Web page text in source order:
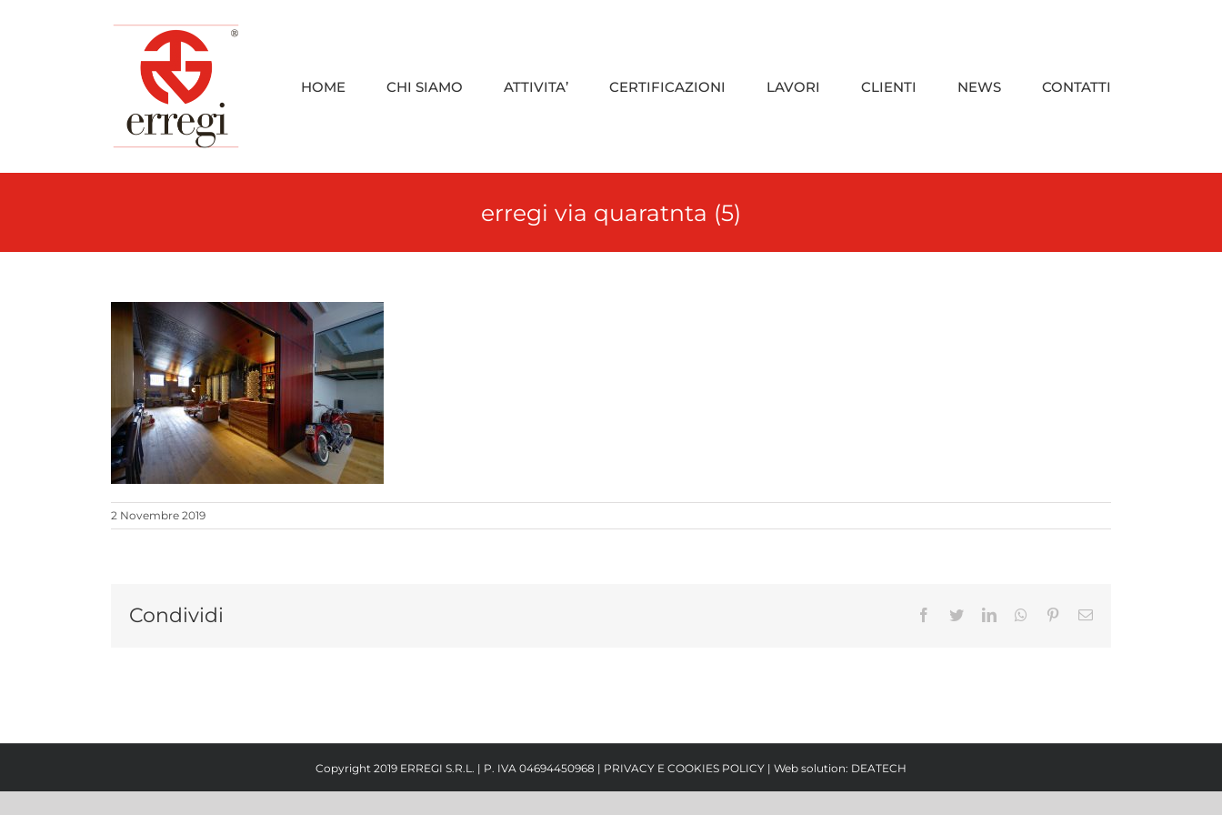
HOME
CHI SIAMO ATTIVITA’ CERTIFICAZIONI LAVORI CLIENTI NEWS CONTATTI
erregi via quaratnta (5)
2 Novembre 2019
Condividi Facebook
TwitterLinkedInWhatsappPinterestEmail
Copyright 2019 ERREGI S.R.L. | P. IVA 04694450968 | PRIVACY E COOKIES POLICY | Web solution: DEATECH